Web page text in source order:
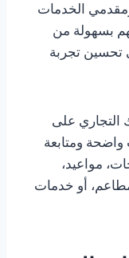
الخدمات
بسهولة من
تحسين تجربة
التجاري على
ومتابعة
مواعيد،
أو خدمات